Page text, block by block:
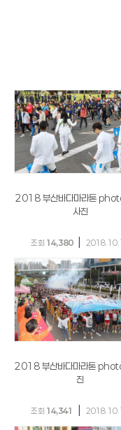
2018 부산바다마라톤
사진
조회 14,380
2018 부산바다마라톤
진
조회 14,341